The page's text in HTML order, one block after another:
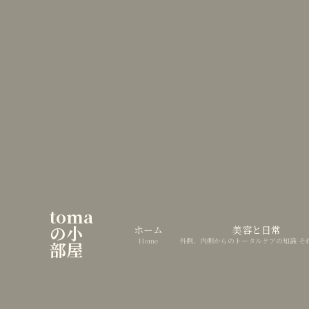
toma
の小
部屋
ホーム
Home
美容と日常
外側、内側からのトータルケアの知識 そ